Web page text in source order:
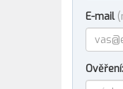
E-mail